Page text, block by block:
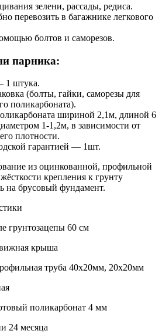
зелени, рассады, редиса.
перевозить в багажнике легкового
болтов и саморезов.
парника:
1 штука.
(болты, гайки, саморезы для
поликарбоната).
шириной 2,1м, длиной 6
1-1,2м, в зависимости от
плотности.
гарантией — 1шт.
из оцинкованной, профильной
крепления к грунту
на брусовый фундамент.
грунтозацепы 60 см
крыша
труба 40х20мм, 20х20мм
поликарбонат 4 мм
24 месяца